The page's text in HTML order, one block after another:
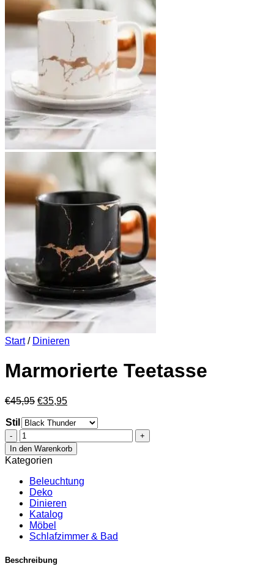
Start / Dinieren
Marmorierte Teetasse
€45,95 Ursprünglicher
war:
€45,95
€35,95Aktueller
ist:
€35,95.
Stil
Marmorierte
Teetasse
Menge
In den Warenkorb
Kategorien
Beleuchtung
Deko
Dinieren
Katalog
Möbel
Schlafzimmer & Bad
Beschreibung